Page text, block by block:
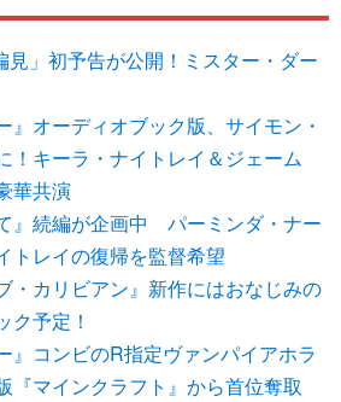
見」初予告が公開！ミスター・ダー
』オーディオブック版、サイモン・
！キーラ・ナイトレイ＆ジェーム
華共演
』続編が企画中 パーミンダ・ナー
トレイの復帰を監督希望
・カリビアン』新作にはおなじみの
ク予定！
』コンビのR指定ヴァンパイアホラ
『マインクラフト』から首位奪取